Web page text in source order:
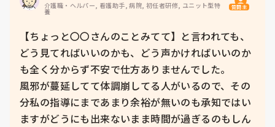
介護職・ヘルパー, 看護助手, 病院, 初任者研修, ユニット型特
養 質問主
【ちょっと〇〇さんのことみてて】と言われても、
どう見てればいいのかも、どう声かければいいのか
も全く分からず不安で仕方ありませんでした。
風邪が蔓延してて体調崩してる人がいるので、その
分私の指導にまであまり余裕が無いのも承知ではい
ますがどうにも出来ないまま時間が過ぎるのもしん